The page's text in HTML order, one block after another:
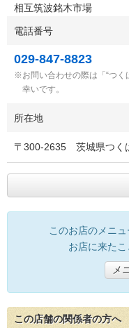
相互筑波銘木市場
電話番号
029-847-8823
お問い合わせの際は「“つ
幸いです。
所在地
〒 300-2635 茨城県つく
このお店のメニュ
お店に来たこ
メ
この店舗の関係者の方へ